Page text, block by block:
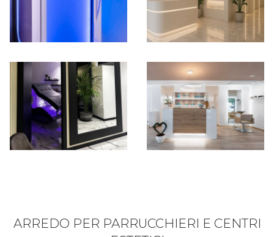
ARREDO PER PARRUCCHIERI E CENTRI